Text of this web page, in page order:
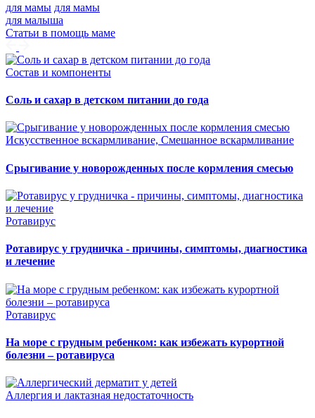
для мамы для мамы
для малыша
Статьи в помощь маме
Состав и компоненты
Соль и сахар в детском питании до года
Искусственное вскармливание, Смешанное вскармливание
Срыгивание у новорожденных после кормления смесью
Ротавирус
Ротавирус у грудничка - причины, симптомы, диагностика
и лечение
Ротавирус
На море с грудным ребенком: как избежать курортной
болезни – ротавируса
Аллергия и лактазная недостаточность